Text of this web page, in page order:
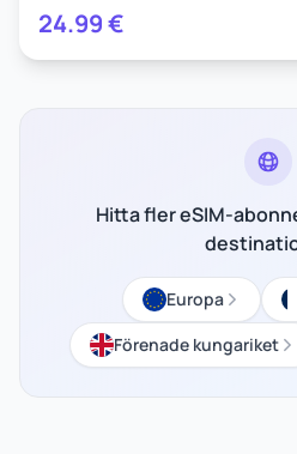
24.99€
Hitta fler eSIM-
Europa
Förenade kungariket